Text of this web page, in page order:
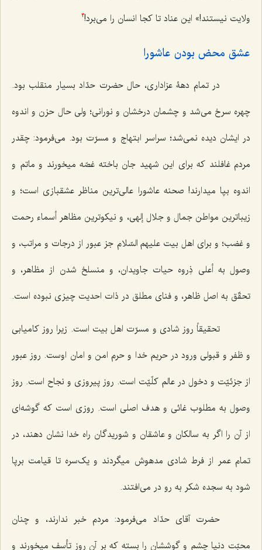
ولایت نیستند!» این عناد تا کجا انسان را می‌برد!3
عشق محض بودن عاشورا
در تمام دهۀ عزاداری، حال حضرت حدّاد بسیار منقلب بود.
چهره سرخ می‌شد و چشمان درخشان و نورانی؛ ولی حال حزن و اندوه
در ایشان دیده نمی‌شد؛ سراسر ابتهاج و مسرّت بود. می‌فرمود: چقدر
مردم غافلند که برای این شهید جان باخته غصّه میخورند و ماتم و
اندوه بپا میدارند! صحنه عاشورا عالی‌ترین مناظر عشقبازی است؛ و
زیباترین مواطن جمال و جلال إلهی، و نیکوترین مظاهر أسماء رحمت
و غضب؛ و برای اهل بیت علیهم السّلام جز عبور از درجات و مراتب، و
وصول به أعلی ذِروه حیات جاویدان، و منسلخ شدن از مظاهر، و
تحقّق به اصل ظاهر، و فنای مطلق در ذات احدیت چیزی نبوده است.
تحقیقاً روز شادی و مسرّت اهل بیت است. زیرا روز کامیابی
و ظفر و قبولی ورود در حریم خدا و حرم امن و امان اوست. روز عبور
از جزئیّت و دخول در عالم کلّیّت است. روز پیروزی و نجاح است. روز
وصول به مطلوب غائی و هدف اصلی است. روزی است که گوشه‌ای
از آن را اگر به سالکان و عاشقان و شوریدگان راه خدا نشان دهند، در
تمام عمر از فرط شادی مدهوش میگردند و یک‌سره تا قیامت برپا
شود به سجده شکر به رو در می‌افتند.
حضرت آقای حدّاد می‌فرمود: مردم خبر ندارند، و چنان
محبّت دنیا چشم و گوششان را بسته که بر آن روز تأسف میخورند و